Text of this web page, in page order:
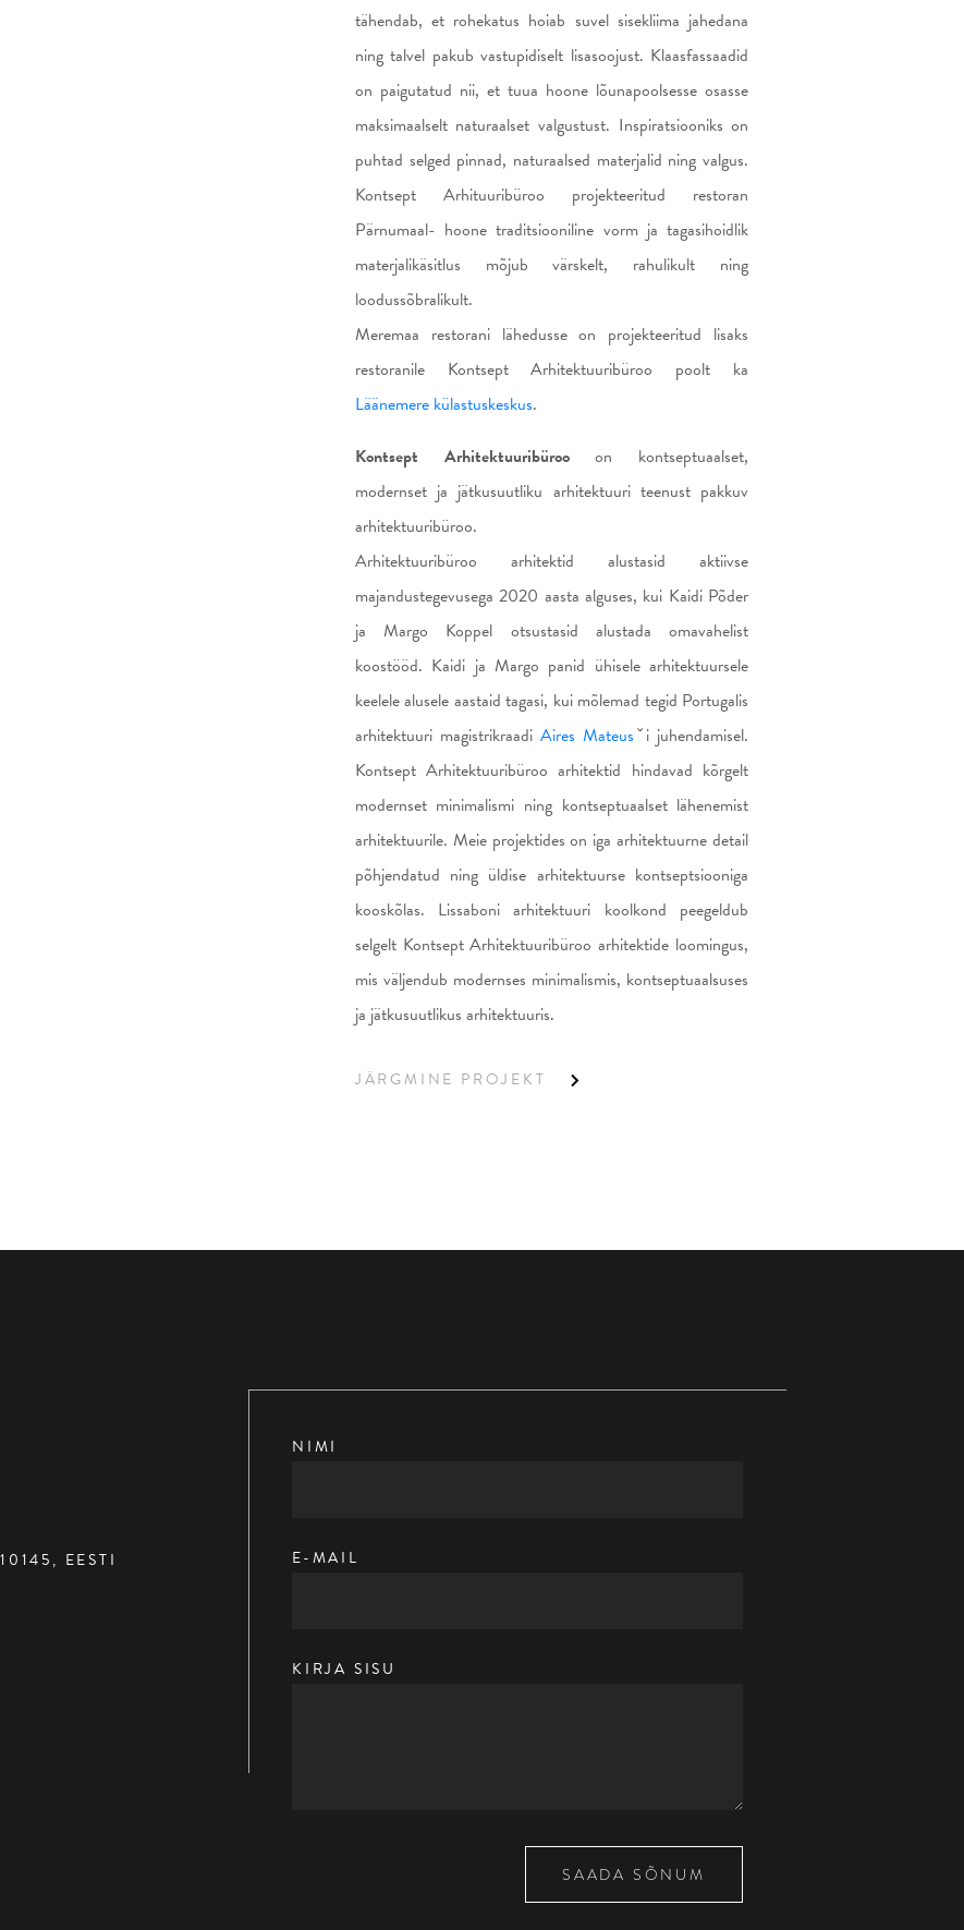
tähendab, et rohekatus hoiab suvel sisekliima jahedana
ning talvel pakub vastupidiselt lisasoojust. Klaasfassaadid
on paigutatud nii, et tuua hoone lõunapoolsesse osasse
maksimaalselt naturaalset valgustust. Inspiratsiooniks on
puhtad selged pinnad, naturaalsed materjalid ning valgus.
Kontsept Arhituuribüroo projekteeritud restoran
Pärnumaal- hoone traditsiooniline vorm ja tagasihoidlik
materjalikäsitlus mõjub värskelt, rahulikult ning
loodussõbralikult.
Meremaa restorani lähedusse on projekteeritud lisaks
restoranile Kontsept Arhitektuuribüroo poolt ka
Läänemere külastuskeskus.
Kontsept Arhitektuuribürooon kontseptuaalset,
modernset ja jätkusuutliku arhitektuuri teenust pakkuv
arhitektuuribüroo.
Arhitektuuribüroo arhitektid alustasid aktiivse
majandustegevusega 2020 aasta alguses, kui Kaidi Põder
ja Margo Koppel otsustasid alustada omavahelist
koostööd. Kaidi ja Margo panid ühisele arhitektuursele
keelele alusele aastaid tagasi, kui mõlemad tegid Portugalis
arhitektuuri magistrikraadi Aires Mateusˇi juhendamisel.
Kontsept Arhitektuuribüroo arhitektid hindavad kõrgelt
modernset minimalismi ning kontseptuaalset lähenemist
arhitektuurile. Meie projektides on iga arhitektuurne detail
põhjendatud ning üldise arhitektuurse kontseptsiooniga
kooskõlas. Lissaboni arhitektuuri koolkond peegeldub
selgelt Kontsept Arhitektuuribüroo arhitektide loomingus,
mis väljendub modernses minimalismis, kontseptuaalsuses
ja jätkusuutlikus arhitektuuris.
JÄRGMINE PROJEKT
EESTI
NIMI
E-MAIL
KIRJA SISU